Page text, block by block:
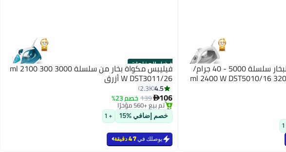
فيليبس جهاز كي بالبخار سلسلة 5000 - 40 جرام/
دقيقة بخار مستمر، 320 ml 2400 W DST5010/16
أفضل المنتجات فيليبس مكواة بخار من سلسلة 3000 300 ml 2100
W DST3011/26 أزرق
4.5
2.3K
106
139خصم 23%
#2 في الكوايات
بتخلّص بسرعة
تم بيع +560 مؤخرًا
#2 في الكوايات
خصم إضافي %15 + 1
يوصلك في47 دقيقة